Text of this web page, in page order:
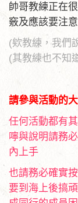
帥哥教練正在
竅及應該要注
(欸教練，我們
(其教練也不知
請參與活動的
任何活動都有
嚀與說明請務
內上手
也請務必確實
要到海上後搞